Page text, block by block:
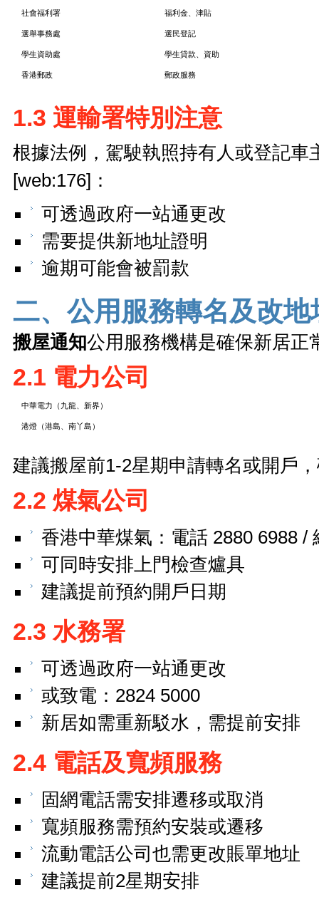
社會福利署 福利金、津貼
選舉事務處 選民登記
學生資助處 學生貸款、資助
香港郵政 郵政服務
1.3 運輸署特別注意
根據法例，駕駛執照持有人或登記
[web:176]：
可透過政府一站通更改
需要提供新地址證明
逾期可能會被罰款
二、公用服務轉名及改地
搬屋通知公用服務機構是確保新居正
2.1 電力公司
中華電力（九龍、新界）
港燈（港島、南丫島）
建議搬屋前1-2星期申請轉名或開戶
2.2 煤氣公司
香港中華煤氣：電話 2880 6988 /
可同時安排上門檢查爐具
建議提前預約開戶日期
2.3 水務署
可透過政府一站通更改
或致電：2824 5000
新居如需重新駁水，需提前安排
2.4 電話及寬頻服務
固網電話需安排遷移或取消
寬頻服務需預約安裝或遷移
流動電話公司也需更改賬單地址
建議提前2星期安排